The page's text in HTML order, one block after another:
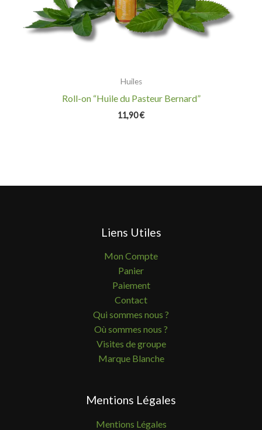
Huiles
Roll-on “Huile du Pasteur Bernard”
11,90€
Liens Utiles
Mon Compte
Panier
Paiement
Contact
Qui sommes nous ?
Où sommes nous ?
Visites de groupe
Marque Blanche
Mentions Légales
Mentions Légales